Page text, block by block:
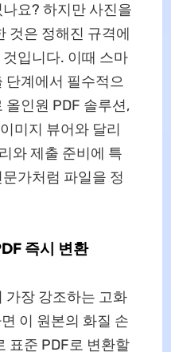
요? 하지만 사진을
것은 정해진 규격에
입니다. 이때 스마
단계에서 필수적으
올인원 PDF 솔루션,
미지 뷰어와 달리
와 제출 준비에 특
가처럼 파일을 정
즉시 변환
가장 강조하는 고화
이 원본의 화질 손
표준 PDF로 변환할